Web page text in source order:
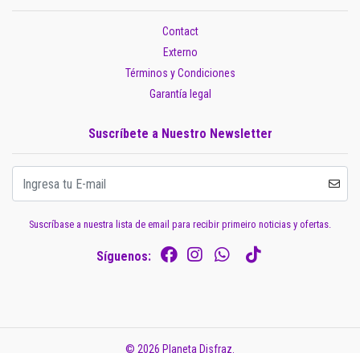
Contact
Externo
Términos y Condiciones
Garantía legal
Suscríbete a Nuestro Newsletter
Suscríbase a nuestra lista de email para recibir primeiro noticias y ofertas.
Síguenos:
© 2026 Planeta Disfraz.